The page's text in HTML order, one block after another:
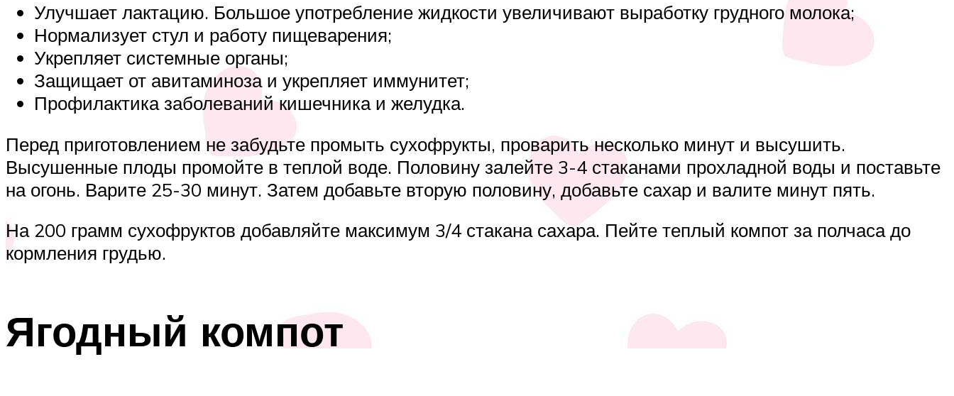
Улучшает лактацию. Большое употребление жидкости увеличивают выработку грудного молока;
Нормализует стул и работу пищеварения;
Укрепляет системные органы;
Защищает от авитаминоза и укрепляет иммунитет;
Профилактика заболеваний кишечника и желудка.
Перед приготовлением не забудьте промыть сухофрукты, проварить несколько минут и высушить.
Высушенные плоды промойте в теплой воде. Половину залейте 3-4 стаканами прохладной воды и поставьте
на огонь. Варите 25-30 минут. Затем добавьте вторую половину, добавьте сахар и валите минут пять.
На 200 грамм сухофруктов добавляйте максимум 3/4 стакана сахара. Пейте теплый компот за полчаса до
кормления грудью.
Ягодный компот